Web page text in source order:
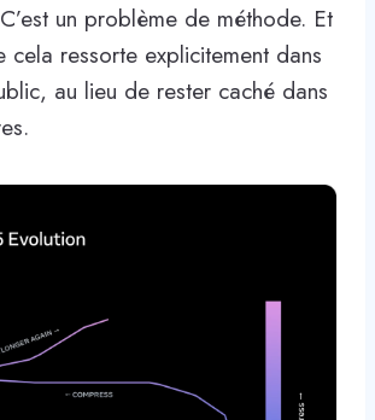
un problème de méthode. Et
cela ressorte explicitement dans
au lieu de rester caché dans